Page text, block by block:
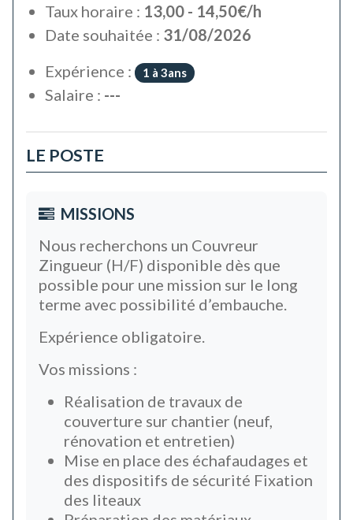
Taux horaire : 13,00 - 14,50€/h
Date souhaitée : 31/08/2026
Expérience :
1 à 3ans
Salaire : ---
LE POSTE
MISSIONS
Nous recherchons un Couvreur
Zingueur (H/F) disponible dès que
possible pour une mission sur le long
terme avec possibilité d’embauche.
Expérience obligatoire.
Vos missions :
Réalisation de travaux de
couverture sur chantier (neuf,
rénovation et entretien)
Mise en place des échafaudages et
des dispositifs de sécurité Fixation
des liteaux